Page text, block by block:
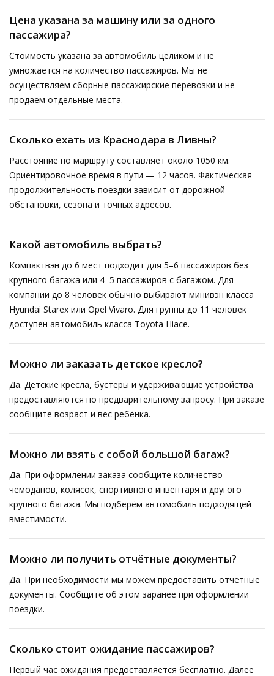
Цена указана за машину или за одного
пассажира?
Стоимость указана за автомобиль целиком и не
умножается на количество пассажиров. Мы не
осуществляем сборные пассажирские перевозки и не
продаём отдельные места.
Сколько ехать из Краснодара в Ливны?
Расстояние по маршруту составляет около 1050 км.
Ориентировочное время в пути — 12 часов. Фактическая
продолжительность поездки зависит от дорожной
обстановки, сезона и точных адресов.
Какой автомобиль выбрать?
Компактвэн до 6 мест подходит для 5–6 пассажиров без
крупного багажа или 4–5 пассажиров с багажом. Для
компании до 8 человек обычно выбирают минивэн класса
Hyundai Starex или Opel Vivaro. Для группы до 11 человек
доступен автомобиль класса Toyota Hiace.
Можно ли заказать детское кресло?
Да. Детские кресла, бустеры и удерживающие устройства
предоставляются по предварительному запросу. При заказе
сообщите возраст и вес ребёнка.
Можно ли взять с собой большой багаж?
Да. При оформлении заказа сообщите количество
чемоданов, колясок, спортивного инвентаря и другого
крупного багажа. Мы подберём автомобиль подходящей
вместимости.
Можно ли получить отчётные документы?
Да. При необходимости мы можем предоставить отчётные
документы. Сообщите об этом заранее при оформлении
поездки.
Сколько стоит ожидание пассажиров?
Первый час ожидания предоставляется бесплатно. Далее